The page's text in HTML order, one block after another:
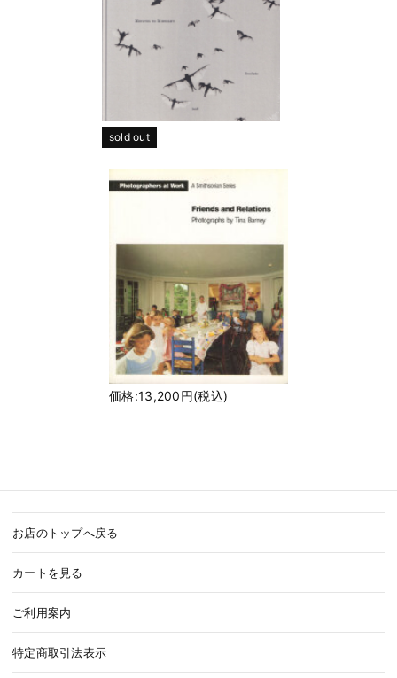
sold out
価格:13,200円(税込)
お店のトップへ戻る
カートを見る
ご利用案内
特定商取引法表示